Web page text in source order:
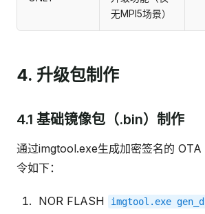
无MPI5场景）
4. 升级包制作
4.1 基础镜像包（.bin）制作
通过imgtool.exe生成加密签名的 OTA
令如下：
NOR FLASH imgtool.exe